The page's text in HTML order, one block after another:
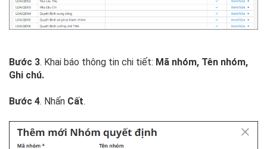
Bước 3. Khai báo thông tin chi tiết: Mã nhóm, Tên nhóm,
Ghi chú.
Bước 4. Nhấn Cất.